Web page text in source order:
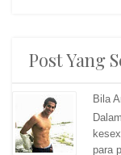
Post Yang
Bila
para